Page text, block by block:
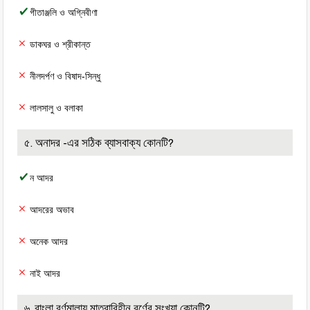
গীতাঞ্জলি ও অগ্নিবীণা
ডাকঘর ও শ্রীকান্ত
নীলদর্পণ ও বিষাদ-সিন্ধু
লালসালু ও বলাকা
৫. অনাদর -এর সঠিক ব্যাসবাক্য কোনটি?
ন আদর
আদরের অভাব
অনেক আদর
নাই আদর